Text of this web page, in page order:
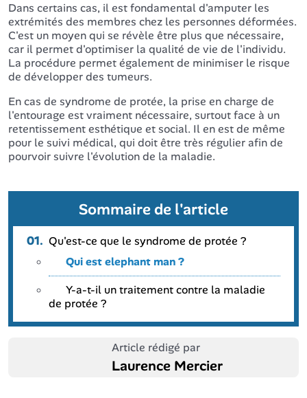
Dans certains cas, il est fondamental d'amputer les
extrémités des membres chez les personnes déformées.
C'est un moyen qui se révèle être plus que nécessaire,
car il permet d'optimiser la qualité de vie de l'individu.
La procédure permet également de minimiser le risque
de développer des tumeurs.
En cas de syndrome de protée, la prise en charge de
l'entourage est vraiment nécessaire, surtout face à un
retentissement esthétique et social. Il en est de même
pour le suivi médical, qui doit être très régulier afin de
pourvoir suivre l'évolution de la maladie.
Sommaire de l'article
01. Qu'est-ce que le syndrome de protée ?
Qui est elephant man ?
Y-a-t-il un traitement contre la maladie
de protée ?
Article rédigé par
Laurence Mercier